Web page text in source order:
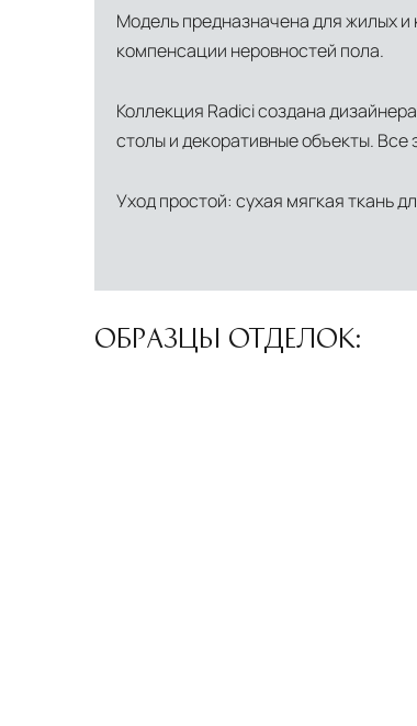
Модель предназначена для жилых
компенсации неровностей пола.
Коллекция Radici создана
столы и декоративные объекты.
Уход простой: сухая мягкая ткань
ОБРАЗЦЫ ОТДЕЛОК: